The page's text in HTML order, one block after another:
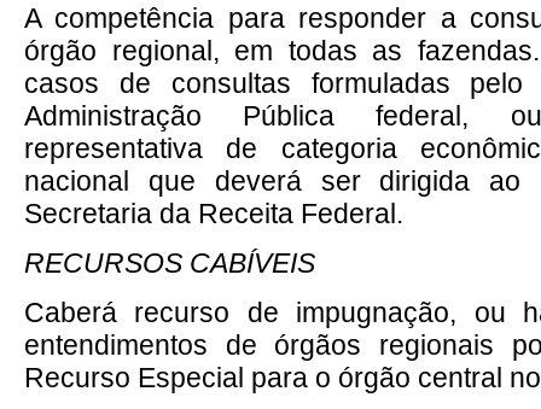
A competência para responder a
órgão regional, em todas as
casos de consultas formuladas
Administração Pública federal,
representativa de categoria
nacional que deverá ser dirigida ao
Secretaria da Receita Federal.
RECURSOS CABÍVEIS
Caberá recurso de impugnação, ou
entendimentos de órgãos regionais
Recurso Especial para o órgão central